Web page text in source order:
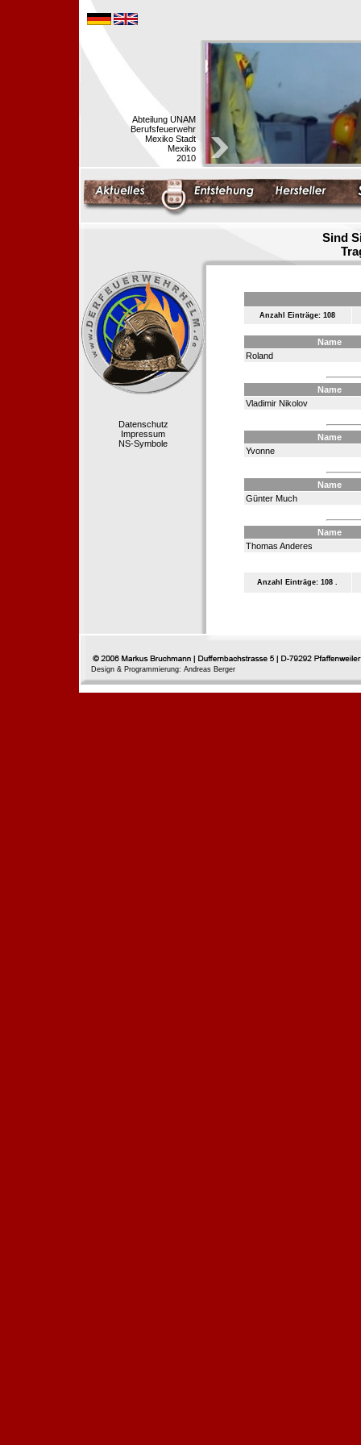
Abteilung UNAM
Berufsfeuerwehr
Mexiko Stadt
Mexiko
2010
Sind
Datenschutz
Impressum
NS-Symbole
Anzahl Einträge: 108
Name
Roland
Name
Vladimir Nikolov
Name
Yvonne
Name
Günter Much
Name
Thomas Anderes
Anzahl Einträge: 108 .
Design & Programmierung: Andreas Berger